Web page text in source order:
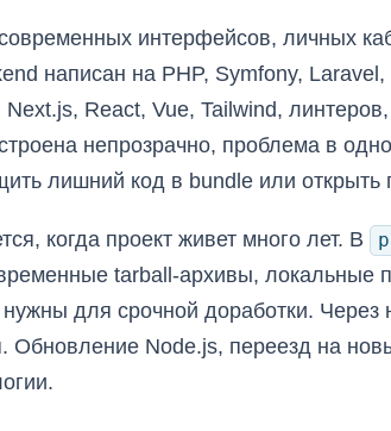
интерфейсов, личных
написан на PHP, Symfony,
React, Vue, Tailwind,
непрозрачно, проблема в
лишний код в bundle или открыть
когда проект живет много лет. В
tarball-архивы, локальные
для срочной доработки.
Обновление Node.js, переезд на